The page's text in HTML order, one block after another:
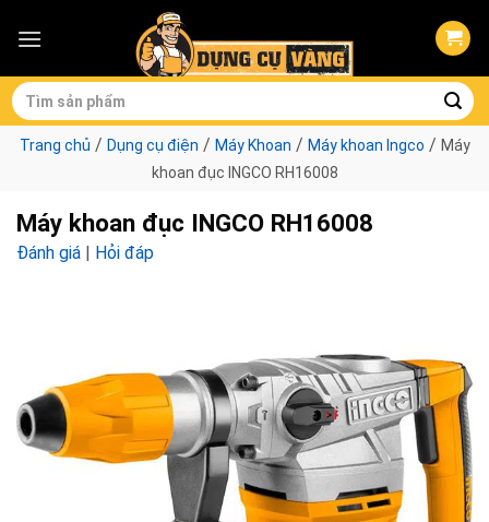
Tìm
kiếm:
Trang chủ / Dụng cụ điện / Máy Khoan / Máy khoan Ingco / Máy
khoan đục INGCO RH16008
Máy khoan đục INGCO RH16008
Đánh giá | Hỏi đáp